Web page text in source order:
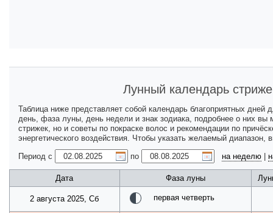
Лунный календарь
Таблица ниже представляет собой календарь благоприятных
день, фаза луны, день недели и знак зодиака, подробнее о них вы
стрижек, но и советы по покраске волос и рекомендации по
энергетического воздействия. Чтобы указать желаемый
Период с
по на неделю
Дата Фаза луны
2 августа 2025, Сб первая четверть